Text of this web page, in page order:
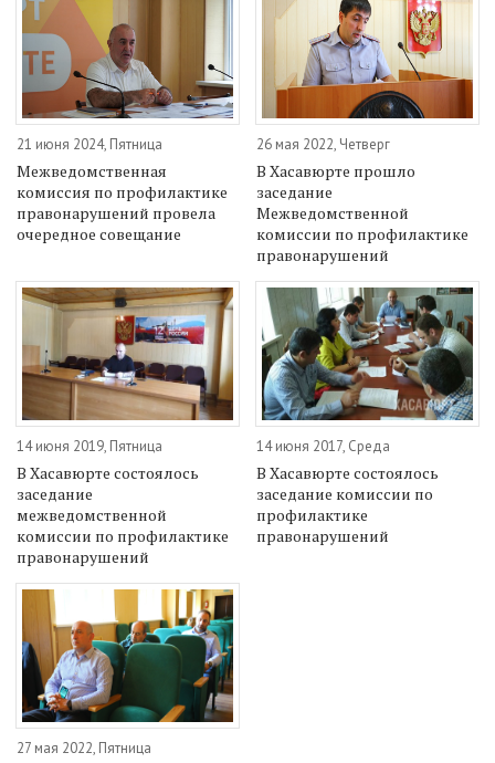
21 июня 2024, Пятница
Межведомственная
комиссия по профилактике
правонарушений провела
очередное совещание
26 мая 2022, Четверг
В Хасавюрте прошло
заседание
Межведомственной
комиссии по профилактике
правонарушений
14 июня 2019, Пятница
В Хасавюрте состоялось
заседание
межведомственной
комиссии по профилактике
правонарушений
14 июня 2017, Среда
В Хасавюрте состоялось
заседание комиссии по
профилактике
правонарушений
27 мая 2022, Пятница